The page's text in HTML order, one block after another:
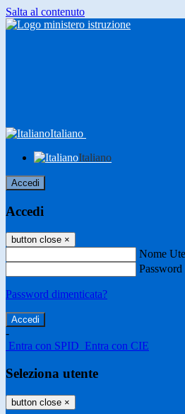
Salta al contenuto
Italiano
Italiano
Accedi
Accedi
button close ×
Nome
Password
Password dimenticata?
-
Entra con SPID Entra con CIE
Seleziona utente
button close ×